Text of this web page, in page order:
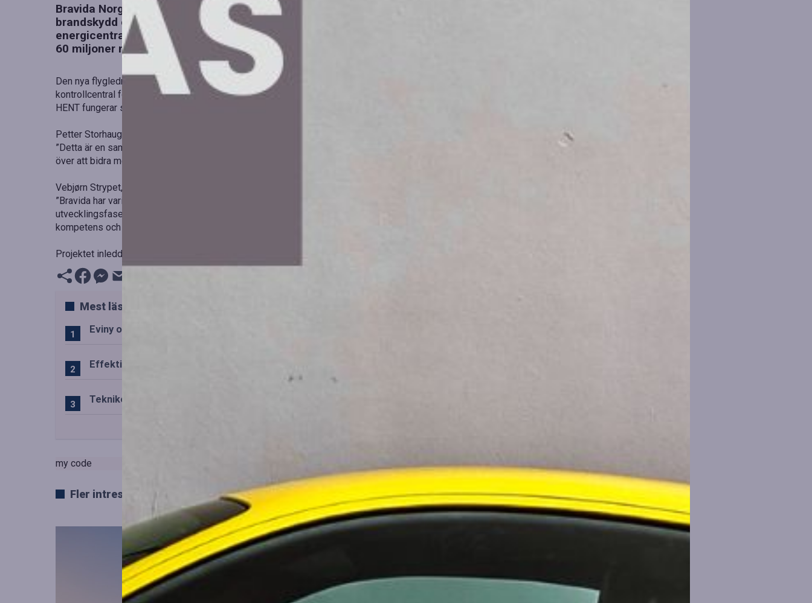
Bravida Norge har erhållit ett uppdrag att utföra installationer inom VVS,
brandskydd och kylsystem för Avinors nya flygledningsbyggnad och
energicentral vid den nya flygplatsen i Bodø. Värdet på ordern uppgår till cirka
60 miljoner norska kronor.
Den nya flygledningsbyggnaden i Bodø kommer att husera en digital tornlösning med en
kontrollcentral för flygtrafiken, samt ett reservtorn. Detta projekt ingår i ett samarbetsprojekt där
HENT fungerar som totalentreprenör.
Petter Storhaug, regionchef på Bravida Norge, kommenterar:
”Detta är en samhällskritisk byggnad med extrema krav på kvalitet och driftsäkerhet. Vi är stolta
över att bidra med vår expertis.”
Vebjørn Strypet, projektledare hos HENT, framhäver:
”Bravida har varit en viktig bidragande faktor i projektteamet och har genom nära samarbete i
utvecklingsfasen visat stor förmåga att leverera enligt projektets mål. Med stark teknisk
kompetens och lösningsfokus har de bidragit till optimerade lösningar och ett bra samarbete.”
Projektet inleddes den 1 oktober och beräknas vara klart i mitten av 2027.
Mest lästa
Eviny och Statkraft förenar snabbladdningstjänster i Norden
Effektiv drift av trafiktekniska system i Sverige
Teknikens roll i den svenska spelupplevelsen
my code
Fler intressanta artiklar